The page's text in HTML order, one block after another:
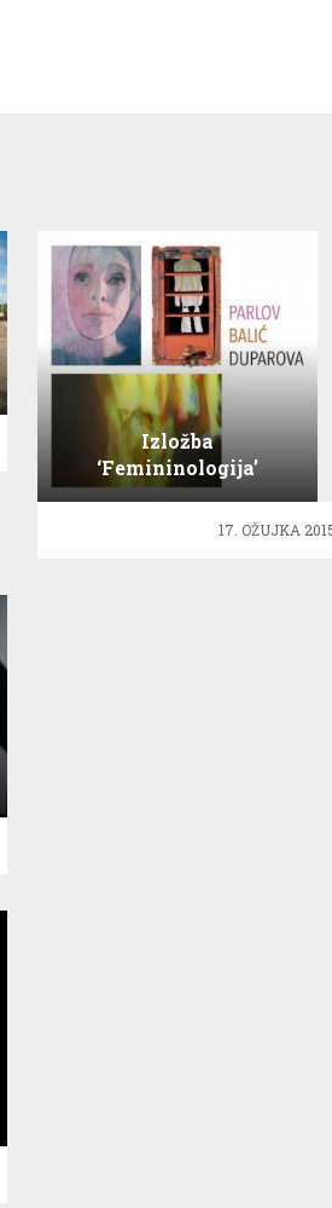
Izložba
‘Femininologija’
autorica Parlov, Balić i
Duparova!17. OŽUJKA